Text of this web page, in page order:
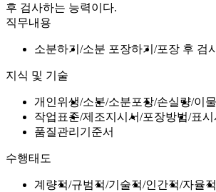
후 검사하는 능력이다.
직무내용
소분하기 소분 포장하기 포장 후 검
지식 및 기술
개인위생 소분 소분포장 손실량 이
작업표준 제조지시서 포장방법 표
품질관리기준서
수행태도
계량적 규범적 기술적 인간적 자율적